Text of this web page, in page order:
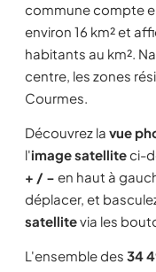
commune compte
environ 16 km² et
habitants au km².
centre, les zones
Courmes.
Découvrez la vue
l'image satelliteci-
+ / − en haut à
déplacer, et
satellitevia les
L'ensemble des 34